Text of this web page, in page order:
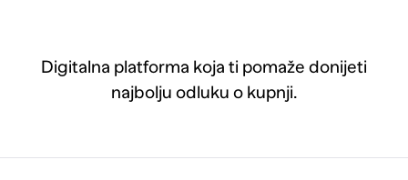
Digitalna platforma koja ti pomaže donijeti
najbolju odluku o kupnji.